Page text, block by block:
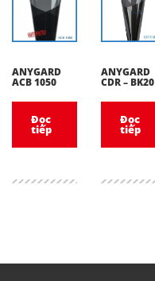
ANYGARD
ACB 1050
Đọc
tiếp
ANYGARD
CDR – BK20
Đọc
tiếp